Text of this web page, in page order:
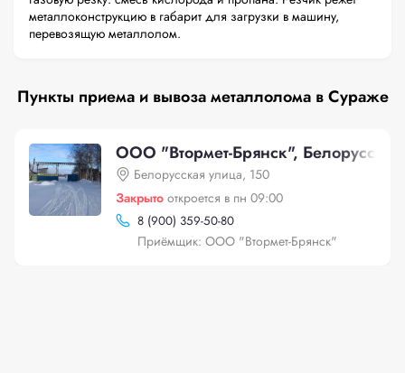
металлоконструкцию в габарит для загрузки в машину,
перевозящую металлолом.
Пункты приема и вывоза металлолома в Сураже
ООО "Втормет-Брянск",
Белорусская улица, 150
Закрыто откроется в пн 09:00
8 (900) 359-50-80
Приёмщик: ООО "Втормет-Брянск"